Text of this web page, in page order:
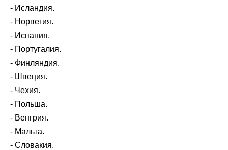
- Исландия.
- Норвегия.
- Испания.
- Португалия.
- Финляндия.
- Швеция.
- Чехия.
- Польша.
- Венгрия.
- Мальта.
- Словакия.